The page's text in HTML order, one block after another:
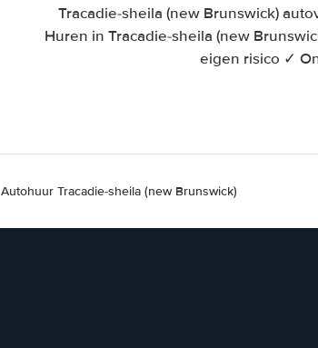
Tracadie-sheila (new Brunswick)
Huren in Tracadie-sheila (new
eigen risico ✓
Autohuur Tracadie-sheila (new Brunswick)